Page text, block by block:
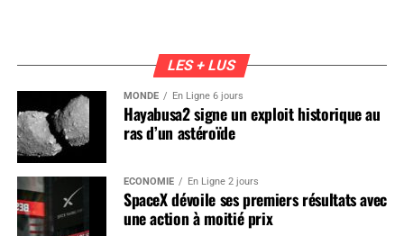
LES + LUS
MONDE En Ligne 6 jours
Hayabusa2 signe un exploit historique au
ras d’un astéroïde
ÉCONOMIE En Ligne 2 jours
SpaceX dévoile ses premiers résultats avec
une action à moitié prix